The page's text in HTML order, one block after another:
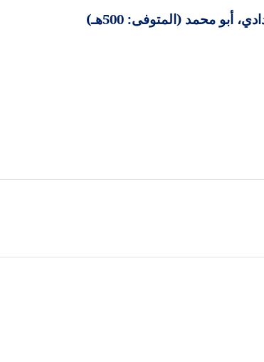
محمد (المتوفى: 500هـ)